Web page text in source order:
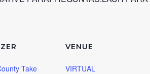
Take
VENUE
VIRTUAL